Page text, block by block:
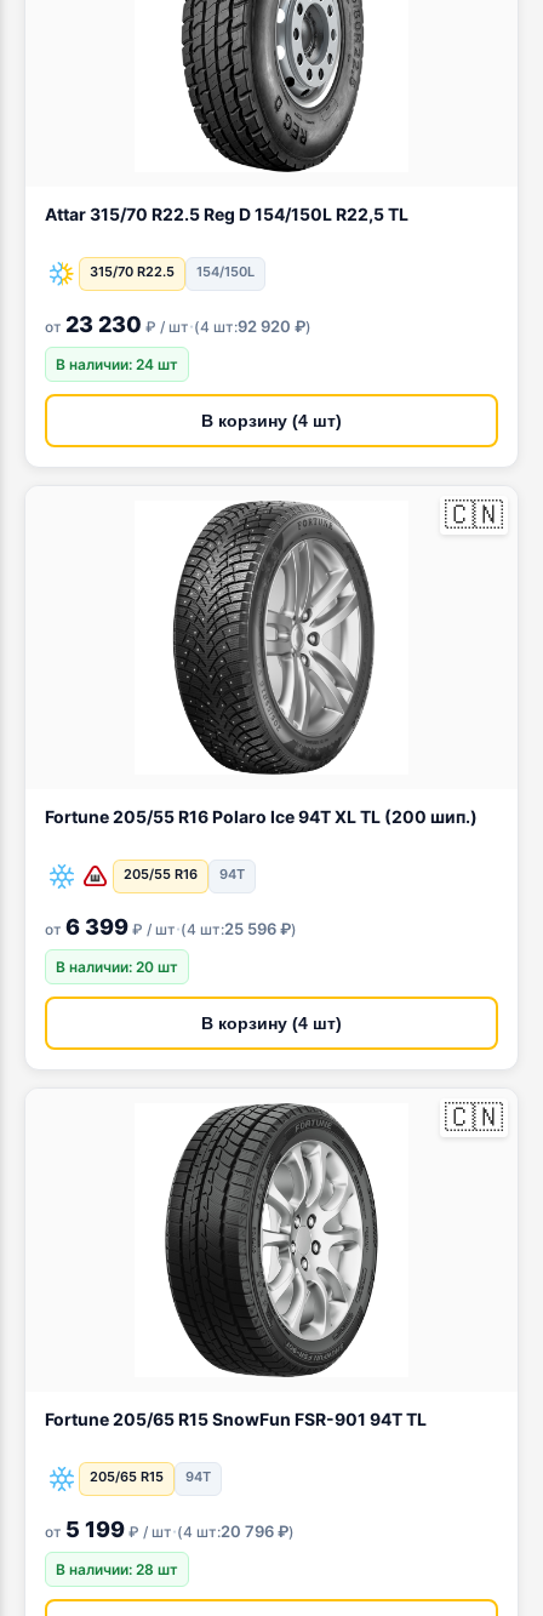
Attar 315/70 R22.5 Reg D 154/150L R22,5 TL
315/70 R22.5 154/150L
от 23 230 ₽ / шт·(4 шт:92 920 ₽)
В наличии: 24 шт
В корзину (4 шт)
🇨🇳
Fortune 205/55 R16 Polaro Ice 94T XL TL (200 шип.)
205/55 R16 94T
от 6 399 ₽ / шт·(4 шт:25 596 ₽)
В наличии: 20 шт
В корзину (4 шт)
🇨🇳
Fortune 205/65 R15 SnowFun FSR-901 94T TL
205/65 R15 94T
от 5 199 ₽ / шт·(4 шт:20 796 ₽)
В наличии: 28 шт